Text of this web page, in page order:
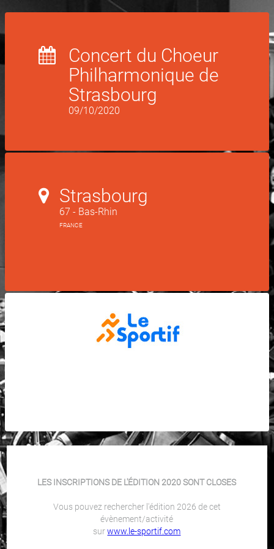
Concert du Choeur
Philharmonique de
Strasbourg
09/10/2020
Strasbourg
67 - Bas-Rhin
FRANCE
LES INSCRIPTIONS DE L'ÉDITION 2020 SONT CLOSES
Vous pouvez rechercher l'édition 2026 de cet
évènement/activité
surwww.le-sportif.com